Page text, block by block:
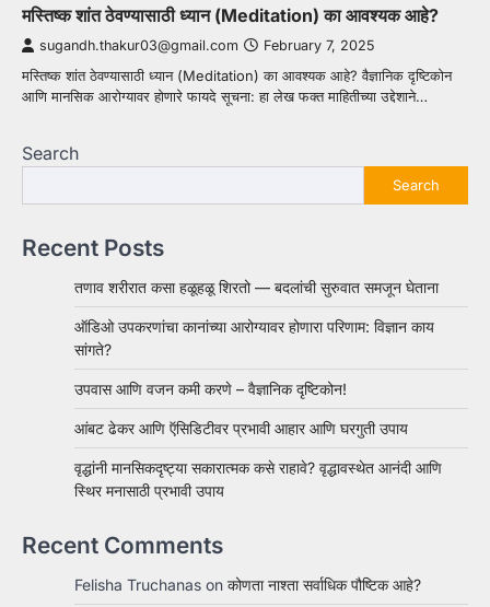
मस्तिष्क शांत ठेवण्यासाठी ध्यान (Meditation) का आवश्यक आहे?
sugandh.thakur03@gmail.com February 7, 2025
मस्तिष्क शांत ठेवण्यासाठी ध्यान (Meditation) का आवश्यक आहे? वैज्ञानिक दृष्टिकोन
आणि मानसिक आरोग्यावर होणारे फायदे सूचना: हा लेख फक्त माहितीच्या उद्देशाने…
Search
Search
Recent Posts
तणाव शरीरात कसा हळूहळू शिरतो — बदलांची सुरुवात समजून घेताना
ऑडिओ उपकरणांचा कानांच्या आरोग्यावर होणारा परिणाम: विज्ञान काय
सांगते?
उपवास आणि वजन कमी करणे – वैज्ञानिक दृष्टिकोन!
आंबट ढेकर आणि ऍसिडिटीवर प्रभावी आहार आणि घरगुती उपाय
वृद्धांनी मानसिकदृष्ट्या सकारात्मक कसे राहावे? वृद्धावस्थेत आनंदी आणि
स्थिर मनासाठी प्रभावी उपाय
Recent Comments
Felisha Truchanas on कोणता नाश्ता सर्वाधिक पौष्टिक आहे?